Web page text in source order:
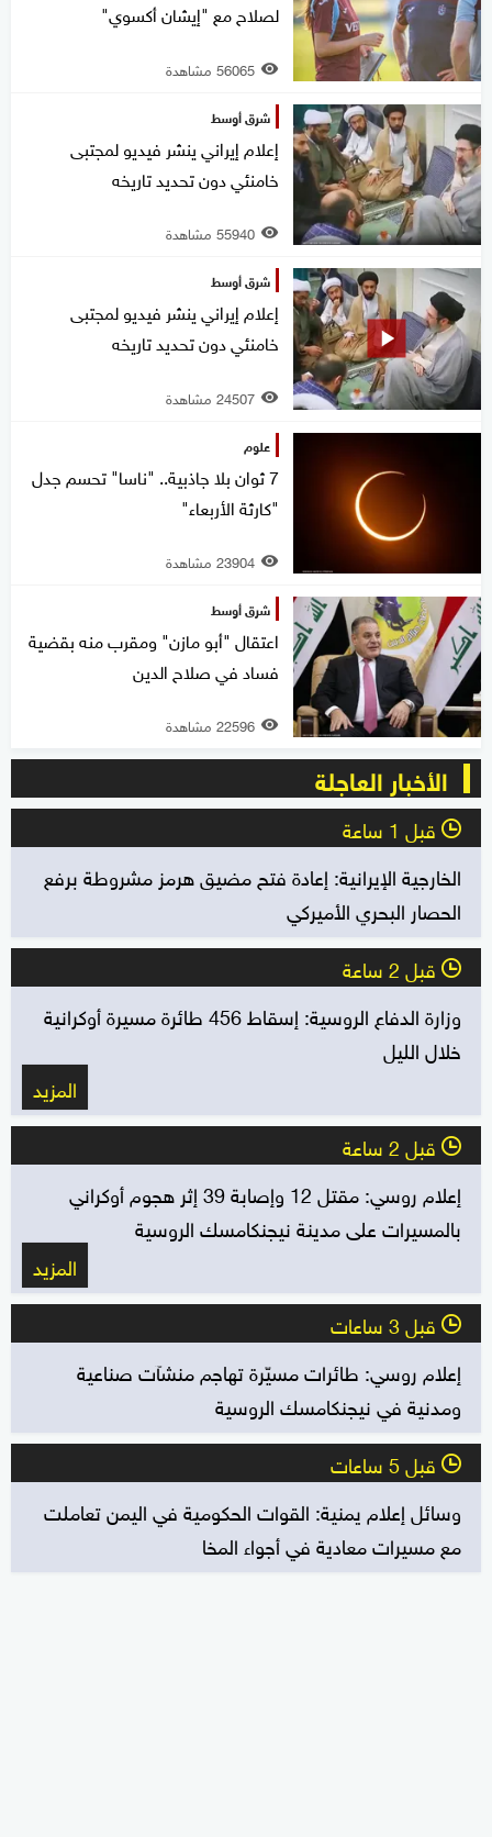
لصلاح مع "إيشان أكسوي"
56065 مشاهدة
شرق أوسط
إعلام إيراني ينشر فيديو لمجتبى
خامنئي دون تحديد تاريخه
55940 مشاهدة
شرق أوسط
إعلام إيراني ينشر فيديو لمجتبى
خامنئي دون تحديد تاريخه
24507 مشاهدة
علوم
7 ثوان بلا جاذبية.. "ناسا" تحسم جدل
"كارثة الأربعاء"
23904 مشاهدة
شرق أوسط
اعتقال "أبو مازن" ومقرب منه بقضية
فساد في صلاح الدين
22596 مشاهدة
الأخبار العاجلة
l قبل 1 ساعة
الخارجية الإيرانية: إعادة فتح مضيق هرمز مشروطة برفع
الحصار البحري الأميركي
l قبل 2 ساعة
وزارة الدفاع الروسية: إسقاط 456 طائرة مسيرة أوكرانية
خلال الليل
المزيد
l قبل 2 ساعة
إعلام روسي: مقتل 12 وإصابة 39 إثر هجوم أوكراني
بالمسيرات على مدينة نيجنكامسك الروسية
المزيد
l قبل 3 ساعات
إعلام روسي: طائرات مسيّرة تهاجم منشآت صناعية
ومدنية في نيجنكامسك الروسية
l قبل 5 ساعات
وسائل إعلام يمنية: القوات الحكومية في اليمن تعاملت
مع مسيرات معادية في أجواء المخا